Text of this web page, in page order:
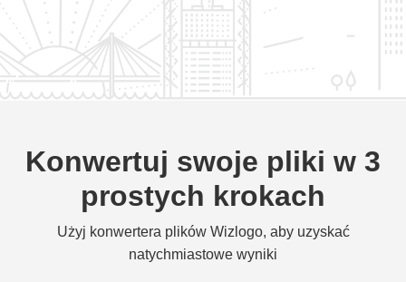
Konwertuj swoje pliki w 3
prostych krokach
Użyj konwertera plików Wizlogo, aby uzyskać
natychmiastowe wyniki